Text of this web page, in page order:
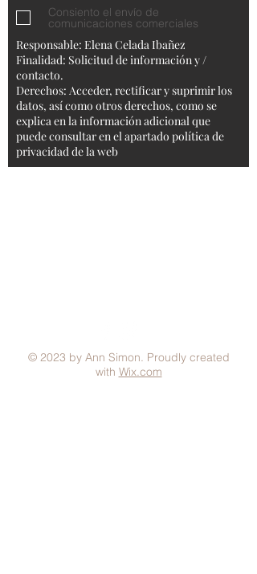
Consiento el envío de
comunicaciones comerciales
Responsable: Elena Celada Ibañez
Finalidad: Solicitud de información y /
contacto.
Derechos: Acceder, rectificar y suprimir los
datos, así como otros derechos, como se
explica en la información adicional que
puede consultar en el apartado política de
privacidad de la web
© 2023 by Ann Simon. Proudly created
with Wix.com